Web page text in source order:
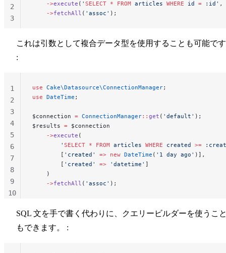
    ->
execute ( ' SELECT * FROM articles WHERE id = :id' ,
    ->
fetchAll ( 'assoc' );
2
3
これは引数として複合データ型を使用することも可能で
:
use Cake\Datasource\ConnectionManager;
use DateTime ;
$connection = ConnectionManager:: get ( 'default' );
$results = $connection
    ->
execute (
        '
SELECT * FROM articles WHERE created >=
        [
'created' => new DateTime ( '1 day ago' )],
        [
'created' => 'datetime' ]
    )
    ->
fetchAll ( 'assoc' );
1
2
3
4
5
6
7
8
9
10
SQL 文を手で書く代わりに、クエリービルダーを使うこ
もできます。 :